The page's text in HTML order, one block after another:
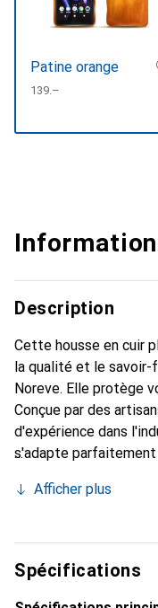
Patine orange
CHF
139.–
Description
Cette housse en cuir
la qualité et le savoir-
Noreve. Elle protège
Conçue par des
d'expérience dans
s'adapte parfaitement
Elle devient
produits de haute
fiable pour une
Afficher plus
Spécifications